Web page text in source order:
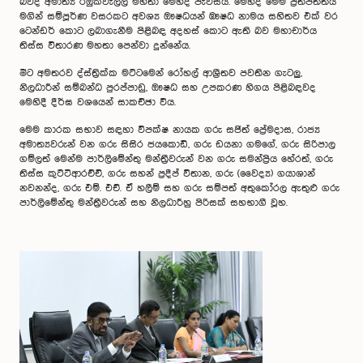
මගින් සම්පූර්ණ වසරකට අවශ්‍ය ඖෂධයන් ඹෟෂධ නාමය සහිතව එක් වර
ටෙන්ඩර් කොට ලබාගැනීම පිළිබඳ අදහස් කොට ඇති බව මහාචාර්ය
තිස්ස විතාරණ මහතා පෙන්වා දුන්නේය.
මීට අමතරව ද්ස්ත්‍රික්ක මට්ටමෙන් රෝහල් ආශ්‍රීතව පවතින ගැටලු,
නිලධාරීන් සම්බන්ධ පුරප්පාඩු, ඖෂධ සහ උපකරණ හිගය පිළිබඳවද
මෙහිදී දීර්ඝ වශයෙන් සාකච්ඡා විය.
මෙම කාරක සභාව සඳහා විපක්ෂ නායක ගරු සජිත් ප්‍රේමදාස, රාජ්‍ය
අමාත්‍යවරුන් වන ගරු සිසිර ජයකොඩි, ගරු ඩයනා ගමගේ, ගරු සිරිපාල
ගම්ලත් මෙන්ම පාර්ලිමේන්තු මන්ත්‍රීවරුන් වන ගරු සමන්ප්‍රිය හේරත්, ගරු
තිස්ස කුට්ටිආරච්චි, ගරු සහන් ප්‍රදීප් විතාන, ගරු (වෛද්‍ය) ගයාශාන්
නවනන්ද, ගරු එම්. එච්. ඒ හලීම් සහ ගරු සම්පත් අතුකෝරල ඇතුළු ගරු
පාර්ලිමේන්තු මන්ත්‍රීවරුන් සහ නිලධාරීහු පිරිසක් සහභාගී වූහ.